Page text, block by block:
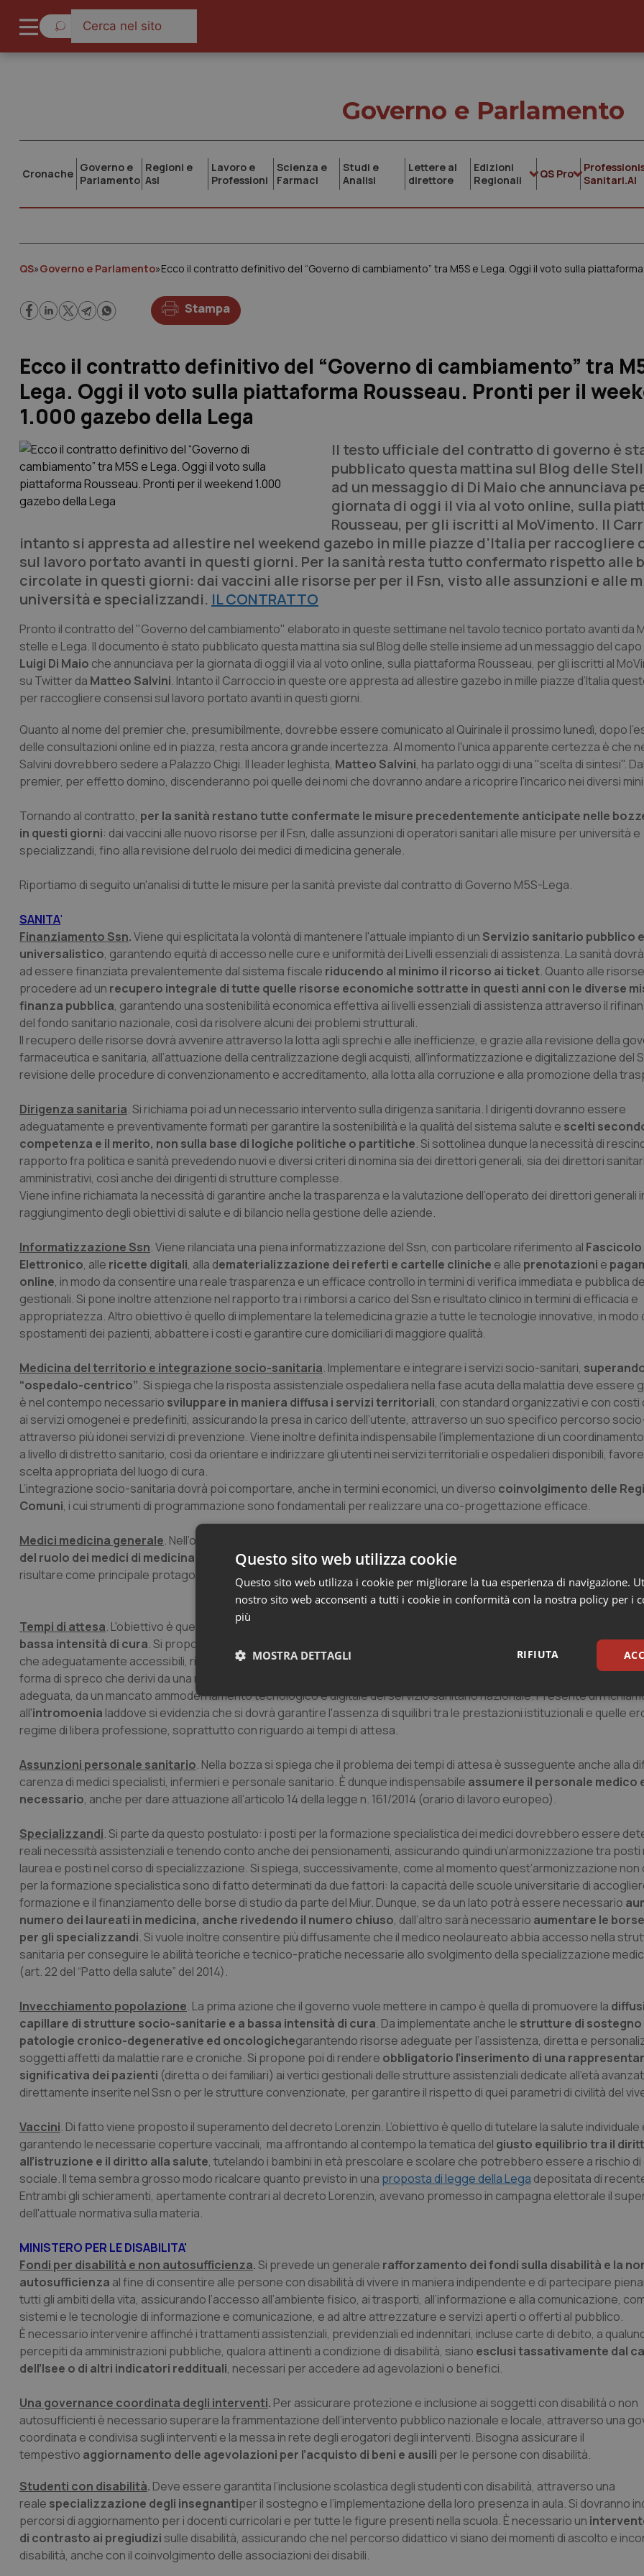
Governo e Parlamento
Cronache Governo e
Parlamento
Regioni e
Asl
Lavoro e
Professioni
Scienza e
Farmaci
Studi e
Analisi
Lettere al
direttore
Edizioni
Regionali
QS Pro
Sanitari.AI
QS»Governo e Parlamento»
Stampa
Ecco il contratto definitivo del “Governo di cambiamento” tra
Lega. Oggi il voto sulla piattaforma Rousseau. Pronti per il
1.000 gazebo della Lega
Il testo ufficiale del contratto di governo è
pubblicato questa mattina sul Blog delle
ad un messaggio di Di Maio che annunciava
giornata di oggi il via al voto online, sulla
Rousseau, per gli iscritti al MoVimento. Il
intanto si appresta ad allestire nel weekend gazebo in mille piazze d’Italia per raccogliere
sul lavoro portato avanti in questi giorni. Per la sanità resta tutto confermato rispetto alle
circolate in questi giorni: dai vaccini alle risorse per per il Fsn, visto alle assunzioni e alle
università e specializzandi. IL CONTRATTO
Pronto il contratto del "Governo del cambiamento" elaborato in queste settimane nel tavolo tecnico portato avanti da
stelle e Lega. Il documento è stato pubblicato questa mattina sia sul Blog delle stelle insieme ad un messaggio del
Luigi Di Maio che annunciava per la giornata di oggi il via al voto online, sulla piattaforma Rousseau, per gli iscritti al
su Twitter da Matteo Salvini. Intanto il Carroccio in queste ore appresta ad allestire gazebo in mille piazze d’Italia
per raccogliere consensi sul lavoro portato avanti in questi giorni.
Quanto al nome del premier che, presumibilmente, dovrebbe essere comunicato al Quirinale il prossimo lunedì, dopo
delle consultazioni online ed in piazza, resta ancora grande incertezza. Al momento l'unica apparente certezza è che
Salvini dovrebbero sedere a Palazzo Chigi. Il leader leghista, Matteo Salvini, ha parlato oggi di una "scelta di sintesi".
premier, per effetto domino, discenderanno poi quelle dei nomi che dovranno andare a ricoprire l'incarico nei diversi
Tornando al contratto, per la sanità restano tutte confermate le misure precedentemente anticipate nelle
in questi giorni: dai vaccini alle nuovo risorse per il Fsn, dalle assunzioni di operatori sanitari alle misure per università e
specializzandi, fino alla revisione del ruolo dei medici di medicina generale.
Riportiamo di seguito un'analisi di tutte le misure per la sanità previste dal contratto di Governo M5S-Lega.
SANITA'
Finanziamento Ssn.Viene qui esplicitata la volontà di mantenere l'attuale impianto di un Servizio sanitario pubblico
universalistico, garantendo equità di accesso nelle cure e uniformità dei Livelli essenziali di assistenza. La sanità
ad essere finanziata prevalentemente dal sistema fiscale riducendo al minimo il ricorso ai ticket. Quanto alle
procedere ad un recupero integrale di tutte quelle risorse economiche sottratte in questi anni con le diverse
finanza pubblica, garantendo una sostenibilità economica effettiva ai livelli essenziali di assistenza attraverso il
del fondo sanitario nazionale, così da risolvere alcuni dei problemi strutturali.
Il recupero delle risorse dovrà avvenire attraverso la lotta agli sprechi e alle inefficienze, e grazie alla revisione della
farmaceutica e sanitaria, all’attuazione della centralizzazione degli acquisti, all’informatizzazione e digitalizzazione del
revisione delle procedure di convenzionamento e accreditamento, alla lotta alla corruzione e alla promozione della
Dirigenza sanitaria. Si richiama poi ad un necessario intervento sulla dirigenza sanitaria. I dirigenti dovranno essere
adeguatamente e preventivamente formati per garantire la sostenibilità e la qualità del sistema salute e scelti
competenza e il merito, non sulla base di logiche politiche o partitiche. Si sottolinea dunque la necessità di
rapporto fra politica e sanità prevedendo nuovi e diversi criteri di nomina sia dei direttori generali, sia dei direttori
amministrativi, così anche dei dirigenti di strutture complesse.
Viene infine richiamata la necessità di garantire anche la trasparenza e la valutazione dell’operato dei direttori generali
raggiungimento degli obiettivi di salute e di bilancio nella gestione delle aziende.
Informatizzazione Ssn. Viene rilanciata una piena informatizzazione del Ssn, con particolare riferimento al
Elettronico, alle ricette digitali, alla dematerializzazione dei referti e cartelle cliniche e alle prenotazioni e
online, in modo da consentire una reale trasparenza e un efficace controllo in termini di verifica immediata e pubblica
gestionali. Si pone inoltre attenzione nel rapporto tra i rimborsi a carico del Ssn e risultato clinico in termini di efficacia e
appropriatezza. Altro obiettivo è quello di implementare la telemedicina grazie a tutte le tecnologie innovative, in modo
spostamenti dei pazienti, abbattere i costi e garantire cure domiciliari di maggiore qualità.
Medicina del territorio e integrazione socio-sanitaria. Implementare e integrare i servizi socio-sanitari,
“ospedalo-centrico”. Si spiega che la risposta assistenziale ospedaliera nella fase acuta della malattia deve essere
è nel contempo necessario sviluppare in maniera diffusa i servizi territoriali, con standard organizzativi e con costi
ai servizi omogenei e predefiniti, assicurando la presa in carico dell’utente, attraverso un suo specifico percorso
attraverso più idonei servizi di prevenzione. Viene inoltre definita indispensabile l’implementazione di un
a livello di distretto sanitario, così da orientare e indirizzare gli utenti nei servizi territoriali e ospedalieri disponibili,
scelta appropriata del luogo di cura.
L’integrazione socio-sanitaria dovrà poi comportare, anche in termini economici, un diverso coinvolgimento delle
Comuni, i cui strumenti di programmazione sono fondamentali per realizzare una co-progettazione efficace.
Medici medicina generale. Nell’ottica di garantire un efficace e capillare sostegno ai servizi territoriali si propone una
del ruolo dei medici di medicina generale. "Rafforzeremo e implementeremo il ruolo del medico di medicina generale
risultare come principale protagonista della filiera di cura del malato", si legge poi nel contratto.
Tempi di attesa. L'obiettivo è quello di ridurre i tempi di attesa al Pronto soccorso attraverso l’
bassa intensità di cura. Si propone quindi di
e vicini al
che adeguatamente accessibili, riordinare il sistema di accesso alle prestazioni nell’ottica di ridurne i tempi di attesa,
forma di spreco che derivi da una non appropriata organizzazione dei servizi e dell’assistenza e da una governance
adeguata, da un mancato ammodernamento tecnologico e digitale del servizio sanitario nazionale. Presente un
all'intromoenia laddove si evidenzia che si dovrà garantire l'assenza di squilibri tra le prestazioni istituzionali e quelle
regime di libera professione, soprattutto con riguardo ai tempi di attesa.
Assunzioni personale sanitario. Nella bozza si spiega che il problema dei tempi di attesa è susseguente anche alla
carenza di medici specialisti, infermieri e personale sanitario. È dunque indispensabile assumere il personale medico
necessario, anche per dare attuazione all’articolo 14 della legge n. 161/2014 (orario di lavoro europeo).
Specializzandi. Si parte da questo postulato: i posti per la formazione specialistica dei medici dovrebbero essere
reali necessità assistenziali e tenendo conto anche dei pensionamenti, assicurando quindi un’armonizzazione tra posti
laurea e posti nel corso di specializzazione. Si spiega, successivamente, come al momento quest’armonizzazione non
per la formazione specialistica sono di fatto determinati da due fattori: la capacità delle scuole universitarie di
formazione e il finanziamento delle borse di studio da parte del Miur. Dunque, se da un lato potrà essere necessario
numero dei laureati in medicina, anche rivedendo il numero chiuso, dall’altro sarà necessario aumentare le
per gli specializzandi. Si vuole inoltre consentire più diffusamente che il medico neolaureato abbia accesso nella
sanitaria per conseguire le abilità teoriche e tecnico-pratiche necessarie allo svolgimento della specializzazione
(art. 22 del “Patto della salute” del 2014).
Invecchiamento popolazione. La prima azione che il governo vuole mettere in campo è quella di promuovere la
capillare di strutture socio-sanitarie e a bassa intensità di cura. Da implementate anche le strutture di sostegno
patologie cronico-degenerative ed oncologichegarantendo risorse adeguate per l’assistenza, diretta e
soggetti affetti da malattie rare e croniche. Si propone poi di rendere obbligatorio l’inserimento di una
significativa dei pazienti (diretta o dei familiari) ai vertici gestionali delle strutture assistenziali dedicate all’età
direttamente inserite nel Ssn o per le strutture convenzionate, per garantire il rispetto di quei parametri di civilità del
Vaccini. Di fatto viene proposto il superamento del decreto Lorenzin. L’obiettivo è quello di tutelare la salute individuale
garantendo le necessarie coperture vaccinali, ma affrontando al contempo la tematica del giusto equilibrio tra il
all’istruzione e il diritto alla salute, tutelando i bambini in età prescolare e scolare che potrebbero essere a rischio
sociale. Il tema sembra grosso modo ricalcare quanto previsto in una proposta di legge della Lega depositata di
Entrambi gli schieramenti, apertamente contrari al decreto Lorenzin, avevano promesso in campagna elettorale il
dell'attuale normativa sulla materia.
MINISTERO PER LE DISABILITA'
Fondi per disabilità e non autosufficienza.Si prevede un generale rafforzamento dei fondi sulla disabilità e la
autosufficienza al fine di consentire alle persone con disabilità di vivere in maniera indipendente e di partecipare
tutti gli ambiti della vita, assicurando l’accesso all’ambiente fisico, ai trasporti, all’informazione e alla comunicazione,
sistemi e le tecnologie di informazione e comunicazione, e ad altre attrezzature e servizi aperti o offerti al pubblico.
È necessario intervenire affinché i trattamenti assistenziali, previdenziali ed indennitari, incluse carte di debito, a
percepiti da amministrazioni pubbliche, qualora attinenti a condizione di disabilità, siano esclusi tassativamente dal
dell’Isee o di altri indicatori reddituali, necessari per accedere ad agevolazioni o benefici.
Una governance coordinata degli interventi. Per assicurare protezione e inclusione ai soggetti con disabilità o non
autosufficienti è necessario superare la frammentazione dell’intervento pubblico nazionale e locale, attraverso una
coordinata e condivisa sugli interventi e la messa in rete degli erogatori degli interventi. Bisogna assicurare il
tempestivo aggiornamento delle agevolazioni per l’acquisto di beni e ausili per le persone con disabilità.
Studenti con disabilità. Deve essere garantita l’inclusione scolastica degli studenti con disabilità, attraverso una
reale specializzazione degli insegnantiper il sostegno e l’implementazione della loro presenza in aula. Si dovranno
percorsi di aggiornamento per i docenti curricolari e per tutte le figure presenti nella scuola. È necessario un
di contrasto ai pregiudizi sulle disabilità, assicurando che nel percorso didattico vi siano dei momenti di ascolto e
disabilità, anche con il coinvolgimento delle associazioni dei disabili.
Questo sito web utilizza cookie
Questo sito web utilizza i cookie per migliorare la tua esperienza di navigazione.
nostro sito web acconsenti a tutti i cookie in conformità con la nostra policy per i
più
RIFIUTA
MOSTRA DETTAGLI
Necessari Statistici
Necessari Statistici Marketing
e l'accesso alle aree protette del sito. Il sito web non è in grado di funzionare correttamente senza questi
Fornitore
VISITOR_PRIVACY_METADATA
YouTube
.youtube.com
5 mesi 4
settimane
Questo cookie viene utilizzato
scelte di consenso e privacy
interazione con il sito. Registra i
del visitatore riguardo a varie
impostazioni sulla privacy,
preferenze siano onorate nelle
CookieScriptConsent
CookieScript
www.quotidianosanita.it
5 mesi 3
settimane
Questo cookie viene utilizzato
Script.com per ricordare le
tracking-sites-ironfish-
tracking-enable
www.quotidianosanita.it
4
settimane
Questo cookie è impostato
abilitare il sistema di tracking
tracking-sites-ironfish-
session-id
www.quotidianosanita.it
4
settimane
2 giorni
Questo cookie è impostato
assegnare un identificatore
_ga
Google LLC
1 anno 1
Questo nome di cookie è
utilizzato da Google. Questo
per distinguere utenti unici
generato in modo casuale come
cliente. È incluso in ogni
sito e utilizzato per calcolare i
sessioni e campagne per i
PHPSESSID
PHP.net
www.quotidianosanita.it
Sessione
Cookie generato da applicazioni
linguaggio PHP. Si tratta di un
un utente tra le pagine.
_ga_KM60CM4NPH
.quotidianosanita.it
1 anno 1
mese
Questo cookie viene utilizzato da
per mantenere lo stato della
Nome
Fornitore/
Dominio
Scadenza Descrizione
Nome Fornitore/Dominio Scadenza
Descrizione
VISITOR_INFO1_LIVE
Google LLC
5 mesi 4
Questo cookie è impostato da Youtube
utilizzando la nuova o la vecchia versione
Youtube.
__Secure-YNID
.youtube.com
5 mesi 4
settimane
Questo cookie è impostato da Youtube
delle preferenze dell'utente per i video di
nei siti; può anche determinare se il
.youtube.com
Questo cookie è impostato da YouTube
delle visualizzazioni dei video incorporati.
__Secure-
ROLLOUT_TOKEN
.youtube.com
5 mesi 4
settimane
Questo cookie è impostato da YouTube
dell'autenticazione e della